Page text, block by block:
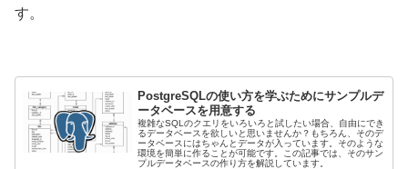
す。
PostgreSQLの使い方を学ぶためにサンプルデ
ータベースを用意する
複雑なSQLのクエリをいろいろと試したい場合、自由にでき
るデータベースを欲しいと思いませんか？もちろん、そのデ
ータベースにはちゃんとデータが入っています。そのような
環境を簡単に作ることが可能です。この記事では、そのサン
プルデータベースの作り方を解説しています。